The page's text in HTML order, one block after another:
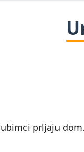
prljaju dom.